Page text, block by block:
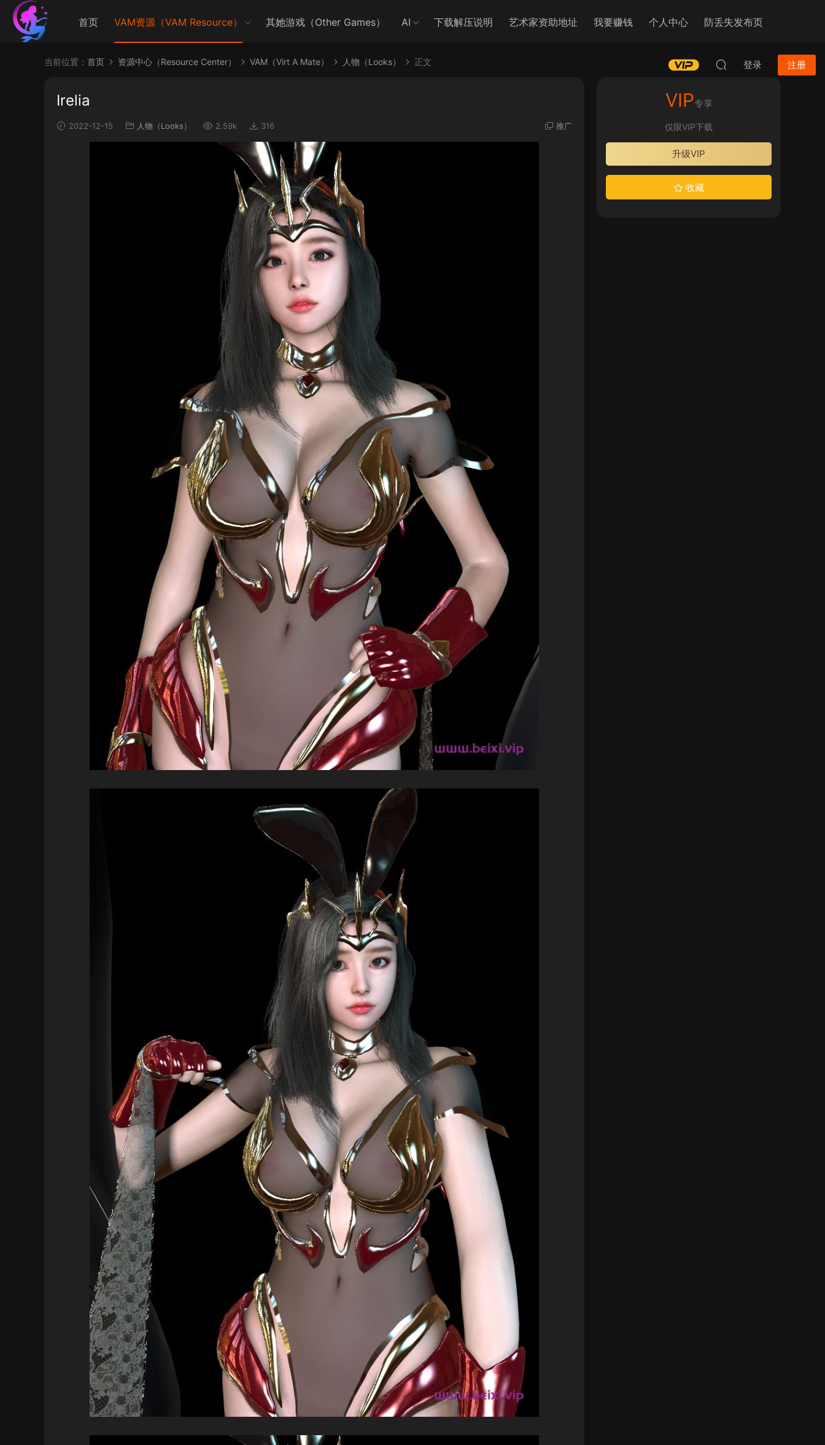
首页 VAM资源（VAM Resource） 其她游戏（Other Games） AI 下载解压说明 艺术家资助地址 我要赚钱 个人中心 防丢失发布页
登录 注册
当前位置： 首页 资源中心（Resource Center） VAM（Virt A Mate） 人物（Looks） 正文
Irelia
2022-12-15 人物（Looks） 2.59k 316 推广
VIP专享
仅限VIP下载
升级VIP
收藏